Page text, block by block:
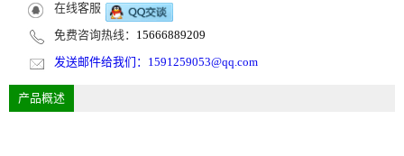
在线客服
免费咨询热线： 15666889209
发送邮件给我们： 1591259053@qq.com
产品概述